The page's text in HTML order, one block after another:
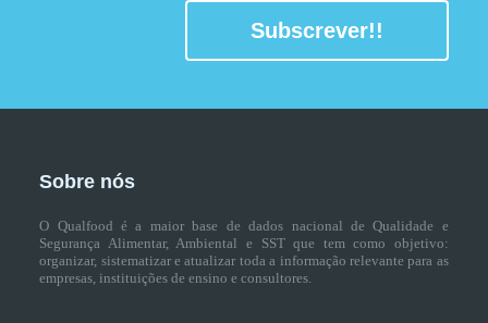
Subscrever!!
Sobre nós
O Qualfood é a maior base de dados nacional de Qualidade e
Segurança Alimentar, Ambiental e SST que tem como objetivo:
organizar, sistematizar e atualizar toda a informação relevante para as
empresas, instituições de ensino e consultores.